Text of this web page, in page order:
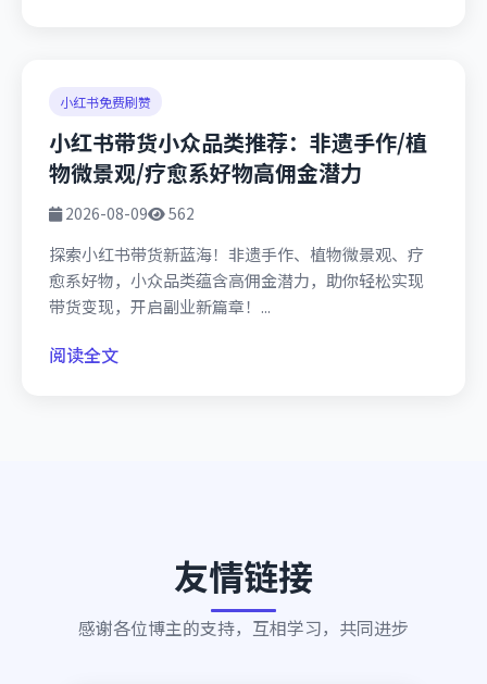
小红书免费刷赞
小红书带货小众品类推荐：非遗手作/植
物微景观/疗愈系好物高佣金潜力
2026-08-09 562
探索小红书带货新蓝海！非遗手作、植物微景观、疗
愈系好物，小众品类蕴含高佣金潜力，助你轻松实现
带货变现，开启副业新篇章！...
阅读全文
友情链接
感谢各位博主的支持，互相学习，共同进步